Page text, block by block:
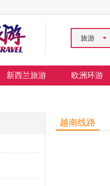
旅游
新西兰旅游 欧洲环游
越南线路